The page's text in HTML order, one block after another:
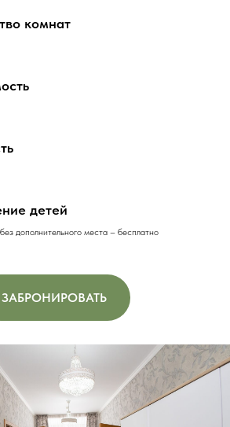
комнат
детей
дополнительного места – бесплатно
ЗАБРОНИРОВАТЬ